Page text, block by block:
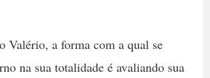
Valério, a forma com a qual se
na sua totalidade é avaliando sua